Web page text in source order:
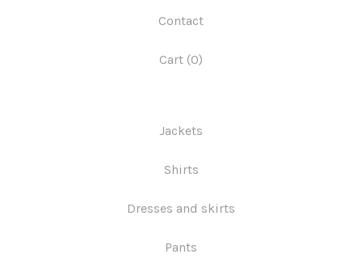
Contact
Cart (0)
Jackets
Shirts
Dresses and skirts
Pants